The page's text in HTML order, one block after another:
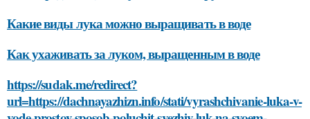
Какие виды лука можно выращивать в воде
Как ухаживать за луком, выращенным в воде
https://sudak.me/redirect?
url=https://dachnayazhizn.info/stati/vyrashchivanie-luka-v-